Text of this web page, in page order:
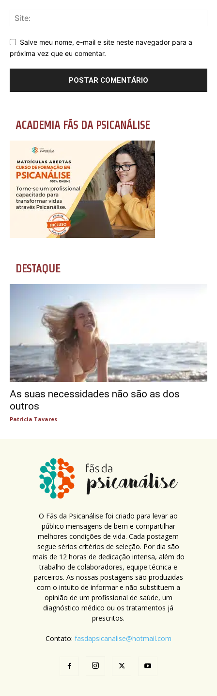
Salve meu nome, e-mail e site neste navegador para a
próxima vez que eu comentar.
ACADEMIA FÃS DA PSICANÁLISE
DESTAQUE
As suas necessidades não são as dos
outros
Patricia Tavares
O Fãs da Psicanálise foi criado para levar ao
público mensagens de bem e compartilhar
melhores condições de vida. Cada postagem
segue sérios critérios de seleção. Por dia são
mais de 12 horas de dedicação intensa, além do
trabalho de colaboradores, equipe técnica e
parceiros. As nossas postagens são produzidas
com o intuito de informar e não substituem a
opinião de um profissional de saúde, um
diagnóstico médico ou os tratamentos já
prescritos.
Contato: fasdapsicanalise@hotmail.com